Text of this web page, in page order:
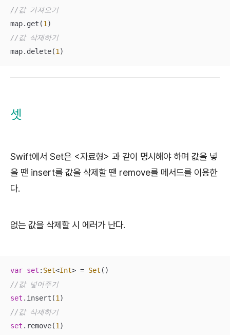
//값 가져오기
map.get(1
//값 삭제하기
map.delete(1 )
셋
Swift에서 Set은 <자료형> 과 같이 명시해야 하며 값을 넣
을 땐 insert를 값을 삭제할 땐 remove를 메서드를 이용한
다.
없는 값을 삭제할 시 에러가 난다.
var set : Set<Int> = Set
//값 넣어주기
set .insert(1
//값 삭제하기
set .remove(1